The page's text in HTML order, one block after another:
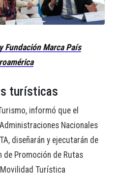
Fundación Marca País
turísticas
informó que el
Nacionales
diseñarán y ejecutarán de
de Promoción de Rutas
Turística